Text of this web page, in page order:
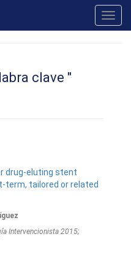
clave "
drug-eluting stent
term, tailored or related
Intervencionista 2015;